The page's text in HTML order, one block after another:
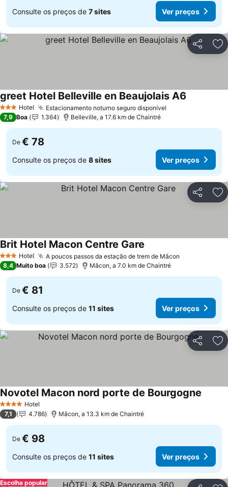
Consulte os preços de 7 sites Ver preços
Partilhar
3 EstrelasHotel Estacionamento noturno seguro disponível
greet Hotel Belleville en Beaujolais A6
7,9 Boa 1.364 Belleville, a 17.6 km de Chaintré
De € 78
Consulte os preços de 8 sites Ver preços
Partilhar
3 EstrelasHotel A poucos passos da estação de trem de Mâcon
Brit Hotel Macon Centre Gare
8,4 Muito boa 3.572 Mâcon, a 7.0 km de Chaintré
De € 81
Consulte os preços de 11 sites Ver preços
Partilhar
4 EstrelasHotel
Novotel Macon nord porte de Bourgogne
7,1 4.786 Mâcon, a 13.3 km de Chaintré
De € 98
Consulte os preços de 11 sites Ver preços
Escolha popular